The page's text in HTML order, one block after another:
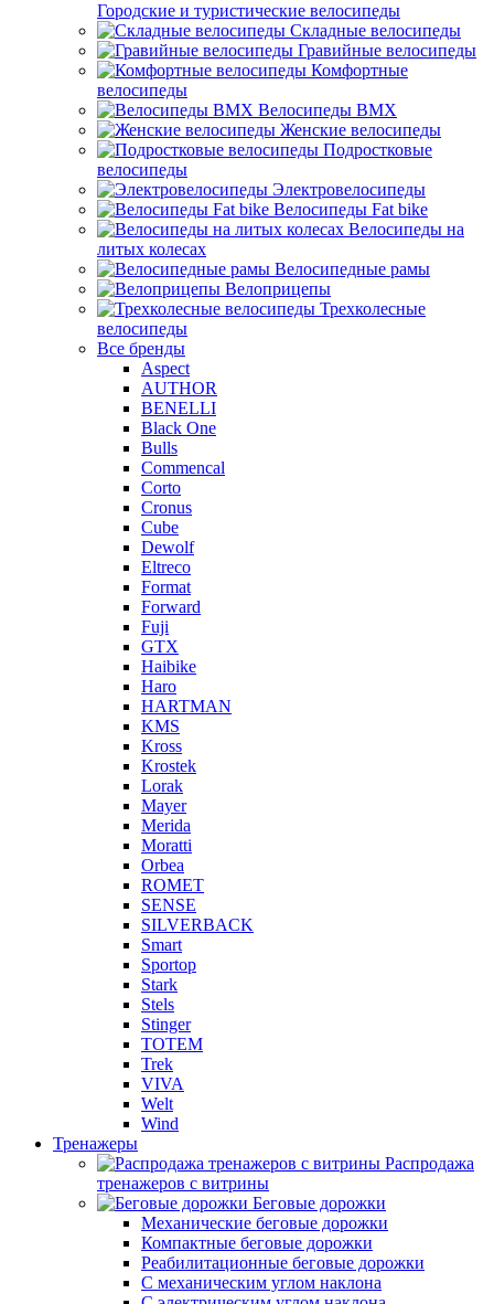
Городские и туристические велосипеды
Складные велосипеды
Гравийные велосипеды
Комфортные
велосипеды
Велосипеды BMX
Женские велосипеды
Подростковые
велосипеды
Электровелосипеды
Велосипеды Fat bike
Велосипеды на
литых колесах
Велосипедные рамы
Велоприцепы
Трехколесные
велосипеды
Все бренды
Aspect
AUTHOR
BENELLI
Black One
Bulls
Commencal
Corto
Cronus
Cube
Dewolf
Eltreco
Format
Forward
Fuji
GTX
Haibike
Haro
HARTMAN
KMS
Kross
Krostek
Lorak
Mayer
Merida
Moratti
Orbea
ROMET
SENSE
SILVERBACK
Smart
Sportop
Stark
Stels
Stinger
TOTEM
Trek
VIVA
Welt
Wind
Тренажеры
Распродажа
тренажеров с витрины
Беговые дорожки
Механические беговые дорожки
Компактные беговые дорожки
Реабилитационные беговые дорожки
С механическим углом наклона